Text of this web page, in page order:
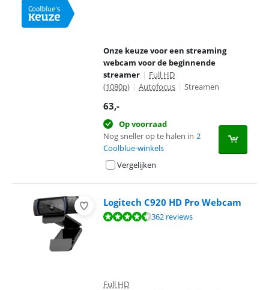
Onze keuze voor een streaming
webcam voor de beginnende
streamer | Full HD
(1080p) | Autofocus | Streamen
63,-
Op voorraad
Nog sneller op te halen in 2
Coolblue-winkels
Vergelijken
Logitech C920 HD Pro Webcam
Beoordeling is 9,2 van de 10, gebaseerd op 362 reviews.
362 reviews
Full HD